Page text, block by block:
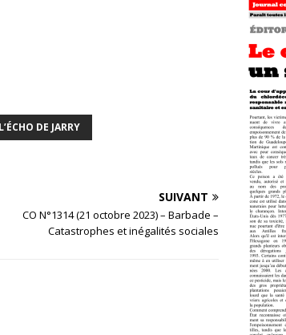
L’ÉCHO DE JARRY
SUIVANT
CO N°1314 (21 octobre 2023) – Barbade –
Catastrophes et inégalités sociales